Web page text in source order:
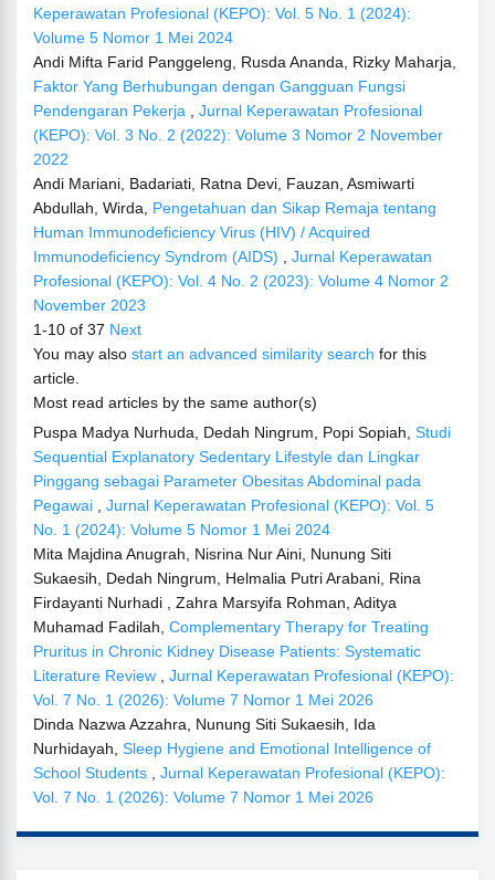
Keperawatan Profesional (KEPO): Vol. 5 No. 1 (2024):
Volume 5 Nomor 1 Mei 2024
Andi Mifta Farid Panggeleng, Rusda Ananda, Rizky Maharja,
Faktor Yang Berhubungan dengan Gangguan Fungsi
Pendengaran Pekerja
Jurnal Keperawatan Profesional
(KEPO): Vol. 3 No. 2 (2022): Volume 3 Nomor 2 November
2022
Andi Mariani, Badariati, Ratna Devi, Fauzan, Asmiwarti
Abdullah, Wirda, Pengetahuan dan Sikap Remaja tentang
Human Immunodeficiency Virus (HIV) / Acquired
Immunodeficiency Syndrom (AIDS)
Jurnal Keperawatan
Profesional (KEPO): Vol. 4 No. 2 (2023): Volume 4 Nomor 2
November 2023
1-10 of 37 Next
You may also start an advanced similarity search for this
article.
Most read articles by the same author(s)
Puspa Madya Nurhuda, Dedah Ningrum, Popi Sopiah, Studi
Sequential Explanatory Sedentary Lifestyle dan Lingkar
Pinggang sebagai Parameter Obesitas Abdominal pada
Pegawai
Jurnal Keperawatan Profesional (KEPO): Vol. 5
No. 1 (2024): Volume 5 Nomor 1 Mei 2024
Mita Majdina Anugrah, Nisrina Nur Aini, Nunung Siti
Sukaesih, Dedah Ningrum, Helmalia Putri Arabani, Rina
Firdayanti Nurhadi , Zahra Marsyifa Rohman, Aditya
Muhamad Fadilah, Complementary Therapy for Treating
Pruritus in Chronic Kidney Disease Patients: Systematic
Literature Review
Jurnal Keperawatan Profesional (KEPO):
Vol. 7 No. 1 (2026): Volume 7 Nomor 1 Mei 2026
Dinda Nazwa Azzahra, Nunung Siti Sukaesih, Ida
Nurhidayah, Sleep Hygiene and Emotional Intelligence of
School Students
Jurnal Keperawatan Profesional (KEPO):
Vol. 7 No. 1 (2026): Volume 7 Nomor 1 Mei 2026